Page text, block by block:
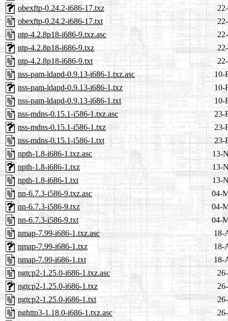
obexftp-0.24.2-i686-17.txz
obexftp-0.24.2-i686-17.txt
ntp-4.2.8p18-i686-9.txz.asc
ntp-4.2.8p18-i686-9.txz
ntp-4.2.8p18-i686-9.txt
nss-pam-ldapd-0.9.13-i686-1.txz.asc
10-
nss-pam-ldapd-0.9.13-i686-1.txz
10-
nss-pam-ldapd-0.9.13-i686-1.txt
10-
nss-mdns-0.15.1-i586-1.txz.asc
23-
nss-mdns-0.15.1-i586-1.txz
23-
nss-mdns-0.15.1-i586-1.txt
23-
npth-1.8-i686-1.txz.asc
13-
npth-1.8-i686-1.txz
13-
npth-1.8-i686-1.txt
13-
nn-6.7.3-i586-9.txz.asc
04-
nn-6.7.3-i586-9.txz
04-
nn-6.7.3-i586-9.txt
04-
nmap-7.99-i686-1.txz.asc
18-
nmap-7.99-i686-1.txz
18-
nmap-7.99-i686-1.txt
18-
ngtcp2-1.25.0-i686-1.txz.asc
ngtcp2-1.25.0-i686-1.txz
ngtcp2-1.25.0-i686-1.txt
nghttp3-1.18.0-i686-1.txz.asc